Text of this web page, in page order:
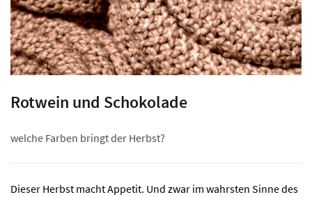
Rotwein und Schokolade
welche Farben bringt der Herbst?
Dieser Herbst macht Appetit. Und zwar im wahrsten Sinne des